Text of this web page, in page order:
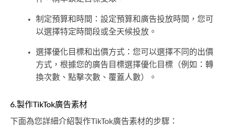
制定預算和時間：設定預算和廣告投放時間，您可
以選擇特定時間段或全天候投放。
選擇優化目標和出價方式：您可以選擇不同的出價
方式，根據您的廣告目標選擇優化目標（例如：轉
換次數、點擊次數、覆蓋人數）。
6.製作TikTok廣告素材
下面為您詳細介紹製作TikTok廣告素材的步驟：